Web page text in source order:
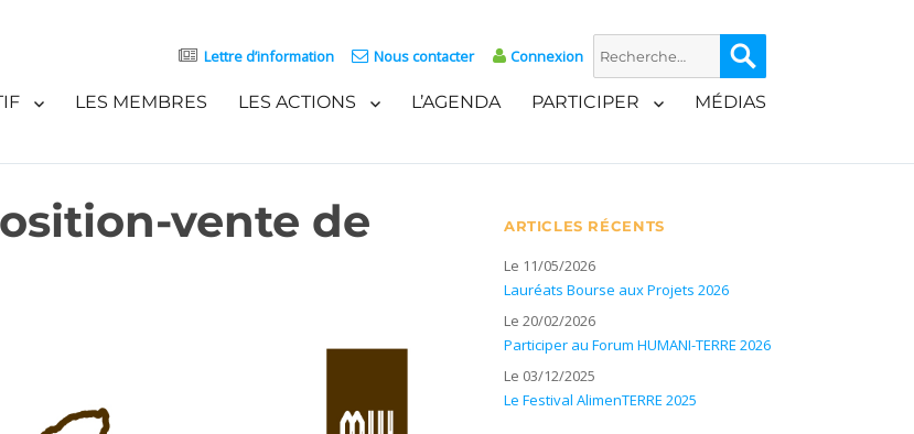
Lettre d’information Nous contacter Connexion
Recherche
pour :
LES MEMBRES LES ACTIONS L’AGENDA PARTICIPER MÉDIAS
vente de
ARTICLES RÉCENTS
Le 11/05/2026
Lauréats Bourse aux Projets 2026
Le 20/02/2026
Participer au Forum HUMANI-TERRE 2026
Le 03/12/2025
Le Festival AlimenTERRE 2025